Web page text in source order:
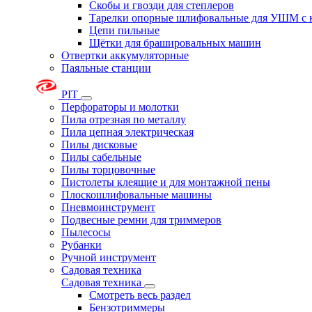
Скобы и гвозди для степлеров
Тарелки опорные шлифовальные для УШМ с
Цепи пильные
Щётки для брашировальных машин
Отвертки аккумуляторные
Паяльные станции
PIT
Перфораторы и молотки
Пила отрезная по металлу
Пила цепная электрическая
Пилы дисковые
Пилы сабельные
Пилы торцовочные
Пистолеты клеящие и для монтажной пены
Плоскошлифовальные машины
Пневмоинструмент
Подвесные ремни для триммеров
Пылесосы
Рубанки
Ручной инструмент
Садовая техника
Садовая техника
Смотреть весь раздел
Бензотриммеры